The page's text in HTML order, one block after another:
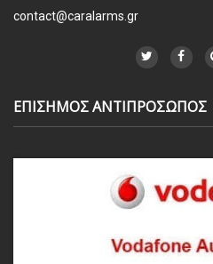
contact@caralarms.gr
ΕΠΙΣΗΜΟΣ ΑΝΤΙΠΡΟΣΩΠΟΣ